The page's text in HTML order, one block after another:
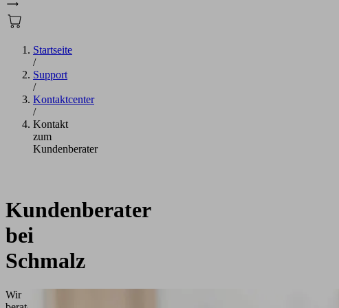
Startseite
/
Support
/
Kontaktcenter
/
Kontakt
zum
Kundenberater
Kundenberater
bei
Schmalz
Wir